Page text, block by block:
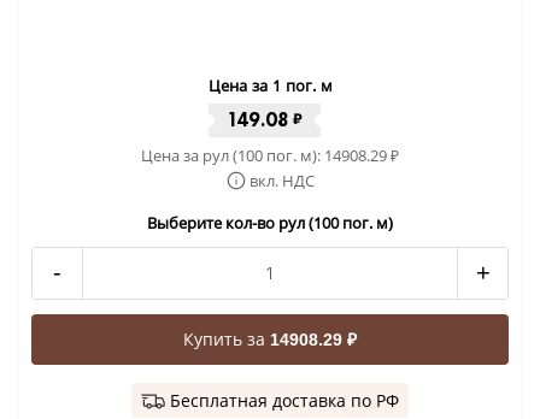
Цена за 1 пог. м
149.08 ₽
Цена за рул (100 пог. м): 14908.29₽
вкл. НДС
Выберите кол-во рул (100 пог. м)
- +
Купить за 14908.29 ₽
Бесплатная доставка по РФ